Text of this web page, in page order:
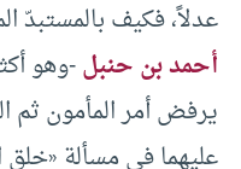
عدلاً، فكيف بالمستبدّ
أحمد بن حنبل-وهو
يرفض أمر المأمون ثم
عليهما في مسألة